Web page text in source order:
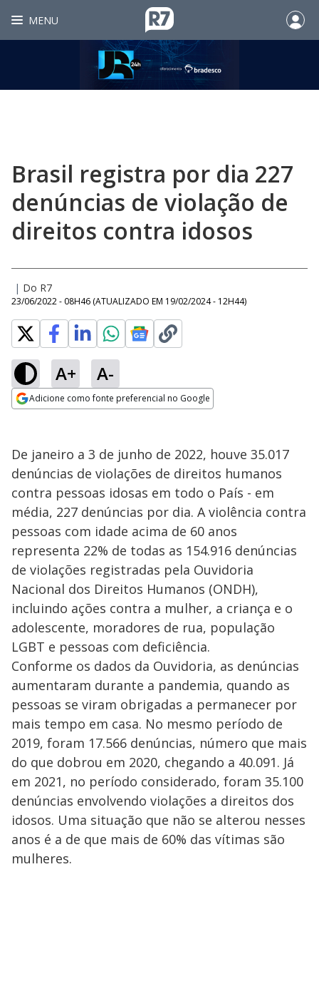
MENU
Brasil registra por dia 227
denúncias de violação de
direitos contra idosos
| Do R7
23/06/2022 - 08H46 (ATUALIZADO EM 19/02/2024 - 12H44)
A+ A-
Adicione como fonte preferencial no Google
De janeiro a 3 de junho de 2022, houve 35.017
denúncias de violações de direitos humanos
contra pessoas idosas em todo o País - em
média, 227 denúncias por dia. A violência contra
pessoas com idade acima de 60 anos
representa 22% de todas as 154.916 denúncias
de violações registradas pela Ouvidoria
Nacional dos Direitos Humanos (ONDH),
incluindo ações contra a mulher, a criança e o
adolescente, moradores de rua, população
LGBT e pessoas com deficiência.
Conforme os dados da Ouvidoria, as denúncias
aumentaram durante a pandemia, quando as
pessoas se viram obrigadas a permanecer por
mais tempo em casa. No mesmo período de
2019, foram 17.566 denúncias, número que mais
do que dobrou em 2020, chegando a 40.091. Já
em 2021, no período considerado, foram 35.100
denúncias envolvendo violações a direitos dos
idosos. Uma situação que não se alterou nesses
anos é a de que mais de 60% das vítimas são
mulheres.